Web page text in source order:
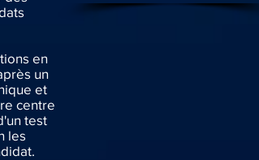
en
un
et
centre
test
les